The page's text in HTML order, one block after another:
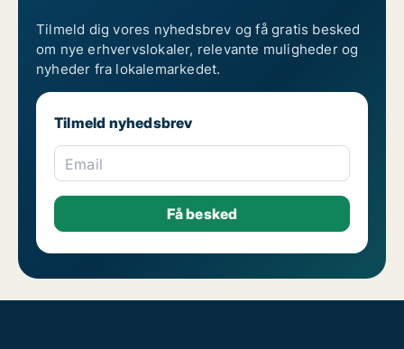
Tilmeld dig vores nyhedsbrev og få gratis besked
om nye erhvervslokaler, relevante muligheder og
nyheder fra lokalemarkedet.
Tilmeld nyhedsbrev
Email